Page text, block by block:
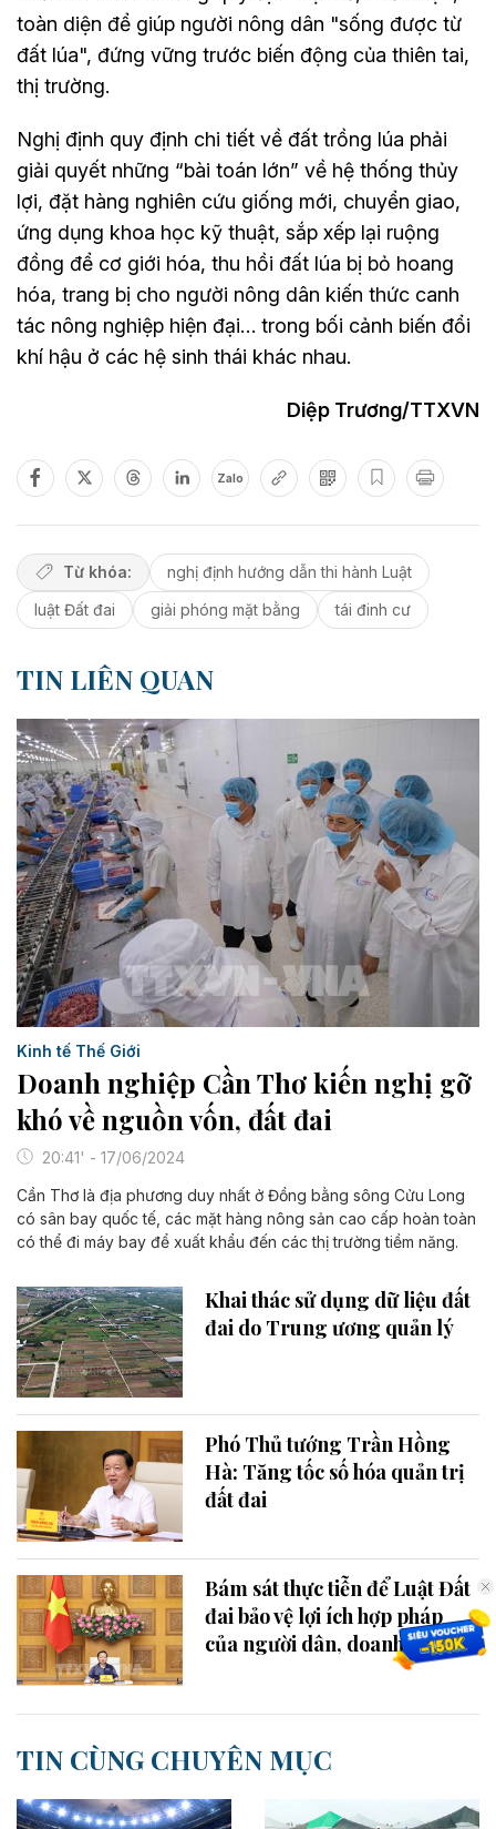
toàn diện để giúp người nông dân "sống được từ
đất lúa", đứng vững trước biến động của thiên tai,
thị trường.
Nghị định quy định chi tiết về đất trồng lúa phải
giải quyết những “bài toán lớn” về hệ thống thủy
lợi, đặt hàng nghiên cứu giống mới, chuyển giao,
ứng dụng khoa học kỹ thuật, sắp xếp lại ruộng
đồng để cơ giới hóa, thu hồi đất lúa bị bỏ hoang
hóa, trang bị cho người nông dân kiến thức canh
tác nông nghiệp hiện đại… trong bối cảnh biến đổi
khí hậu ở các hệ sinh thái khác nhau.
Diệp Trương/TTXVN
Zalo
Từ khóa:
nghị định hướng dẫn thi hành Luật
luật Đất đai
giải phóng mặt bằng tái đinh cư
TIN LIÊN QUAN
Kinh tế Thế Giới
Doanh nghiệp Cần Thơ kiến nghị gỡ
khó về nguồn vốn, đất đai
20:41' - 17/06/2024
Cần Thơ là địa phương duy nhất ở Đồng bằng sông Cửu Long
có sân bay quốc tế, các mặt hàng nông sản cao cấp hoàn toàn
có thể đi máy bay để xuất khẩu đến các thị trường tiềm năng.
Khai thác sử dụng dữ liệu đất
đai do Trung ương quản lý
Phó Thủ tướng Trần Hồng
Hà: Tăng tốc số hóa quản trị
đất đai
Bám sát thực tiễn để Luật Đất
đai bảo vệ lợi ích hợp pháp
của người dân, doanh nghiệp
TIN CÙNG CHUYÊN MỤC